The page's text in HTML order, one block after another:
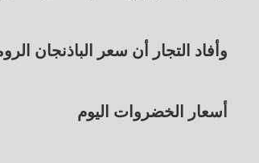
وأفاد التجار أن سعر الباذنجان الرومي 6.5 جنيه، والجزر 8 جنيهات، والليمون 40 إلى
أسعار الخضروات اليوم